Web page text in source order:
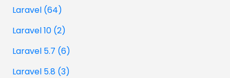
Laravel (64)
Laravel 10 (2)
Laravel 5.7 (6)
Laravel 5.8 (3)